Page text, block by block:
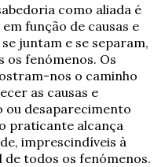
como aliada é
função de causas e
juntam e se separam,
os fenómenos. Os
nos o caminho
as causas e
ou desaparecimento
praticante alcança
imprescindíveis à
todos os fenómenos.